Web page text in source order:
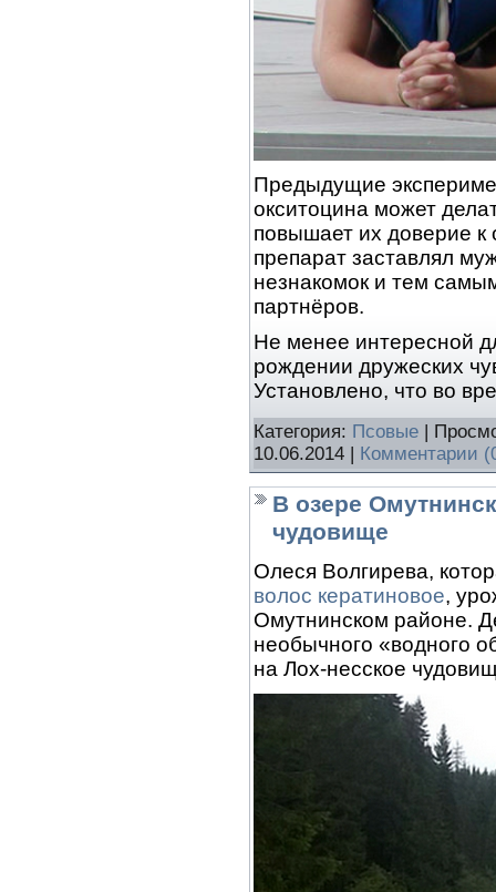
Предыдущие
окситоцина может
повышает их доверие
препарат заставлял
незнакомок и тем
партнёров.
Не менее интересной
рождении дружеских
Установлено, что во
Категория: Псовые |
10.06.2014 | Комментарии
В озере
чудовище
Олеся Волгирева,
волос кератиновое,
Омутнинском районе.
необычного «водного
на Лох-несское